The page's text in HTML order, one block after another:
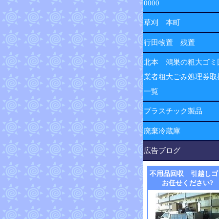
0000
草刈 本町
行田物置 残置
北本 鴻巣の粗大ゴミ
業者粗大ごみ処理券取
一覧
プラスチック製品
廃棄冷蔵庫
広告ブログ
不用品回収 引越しゴ
お任せください?